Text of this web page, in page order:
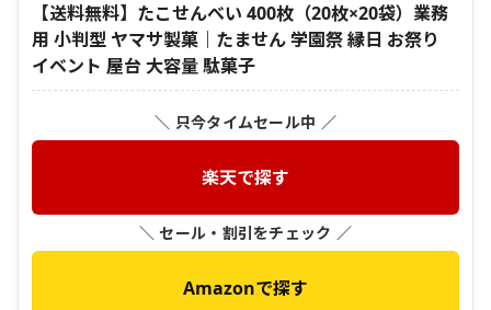
【送料無料】たこせんべい 400枚（20枚×20袋）業務
用 小判型 ヤマサ製菓｜たません 学園祭 縁日 お祭り
イベント 屋台 大容量 駄菓子
＼ 只今タイムセール中 ／
楽天で探す
＼ セール・割引をチェック ／
Amazonで探す